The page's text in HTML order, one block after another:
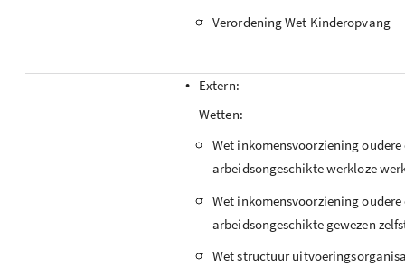
- Verordening Wet Kinderopvang
• Extern:
Wetten:
- Wet inkomensvoorziening
arbeidsongeschikte werkloze
- Wet inkomensvoorziening
arbeidsongeschikte gewezen
- Wet structuur